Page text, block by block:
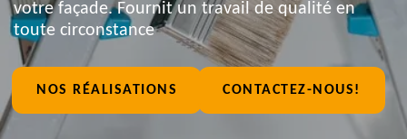
votre façade. Fournit un travail de qualité en
toute circonstance
NOS RÉALISATIONS CONTACTEZ-NOUS!